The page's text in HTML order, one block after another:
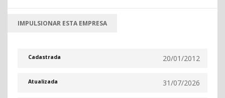
IMPULSIONAR ESTA EMPRESA
Cadastrada 20/01/2012
Atualizada 31/07/2026